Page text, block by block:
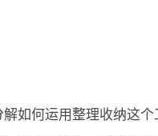
如何运用整理收纳这个